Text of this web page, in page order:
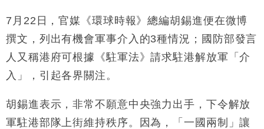
16:05
財經｜日經失守6.5萬點後回穩 全周仍升近2%
15:47
財經｜恒隆10月換帥 玩具「反」斗城亞洲CEO蔡德
粦接任
15:11
財經｜韓股反覆波動收跌 連挫7周創逾3年最長跌勢
13:44
財經｜內地7月美元計價出口增近24%勝預期 貿易順
差達1125億美元
7 月 22 日，官媒《環球時報》總編胡錫進便在微博
撰文，列出有機會軍事介入的3種情況；國防部發言
人又稱港府可根據《駐軍法》請求駐港解放軍「介
入」，引起各界關注。
胡錫進表示，非常不願意中央強力出手，下令解放
軍駐港部隊上街維持秩序。因為，「一國兩制」讓